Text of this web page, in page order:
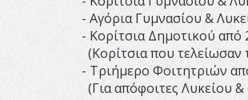
- Αγόρια Γυμνασίου &
- Κορίτσια Δημοτικού
(Κορίτσια που τελείωσαν
- Τριήμερο Φοιτητριών
(Για απόφοιτες Λυκείου &